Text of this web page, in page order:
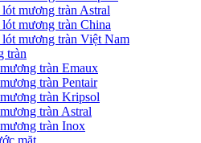
mương tràn Astral
mương tràn China
lót mương tràn Việt Nam
tràn
tràn Emaux
tràn Pentair
tràn Kripsol
tràn Astral
tràn Inox
mặt